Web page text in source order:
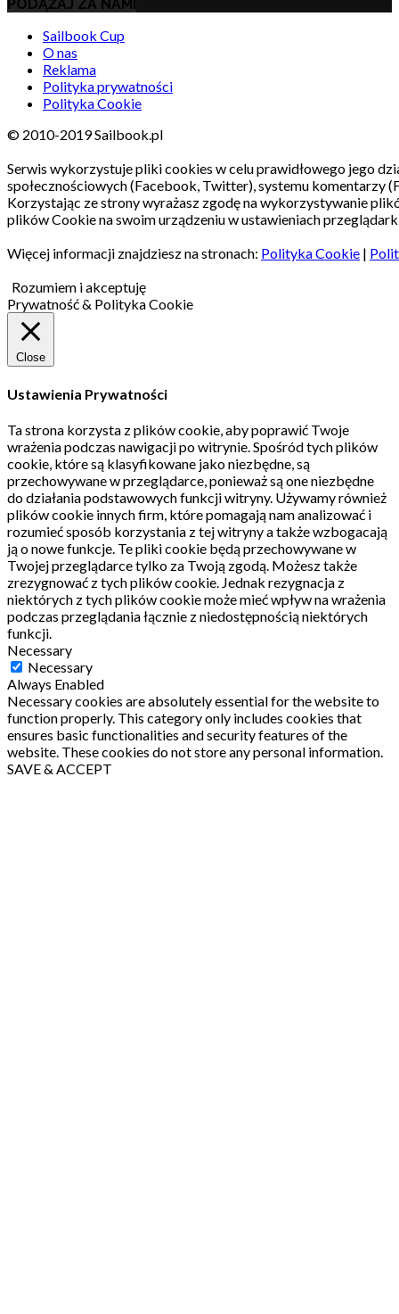
PODĄŻAJ ZA NAMI
Sailbook Cup
O nas
Reklama
Polityka prywatności
Polityka Cookie
© 2010-2019 Sailbook.pl
Serwis wykorzystuje pliki cookies w celu prawidłowego jego
społecznościowych (Facebook, Twitter), systemu komentarzy
Korzystając ze strony wyrażasz zgodę na wykorzystywanie
plików Cookie na swoim urządzeniu w ustawieniach
Więcej informacji znajdziesz na stronach: Polityka Cookie |
Rozumiem i akceptuję
Prywatność & Polityka Cookie
Close
Ustawienia Prywatności
Ta strona korzysta z plików cookie, aby poprawić Twoje
wrażenia podczas nawigacji po witrynie.Spośród tych plików
cookie, które są klasyfikowane jako niezbędne, są
przechowywane w przeglądarce, ponieważ są one niezbędne
do działania podstawowych funkcji witryny. Używamy również
plików cookie innych firm, które pomagają nam analizować i
rozumieć sposób korzystania z tej witryny a także wzbogacają
ją o nowe funkcje. Te pliki cookie będą przechowywane w
Twojej przeglądarce tylko za Twoją zgodą. Możesz także
zrezygnować z tych plików cookie. Jednak rezygnacja z
niektórych z tych plików cookie może mieć wpływ na wrażenia
podczas przeglądania łącznie z niedostępnością niektórych
funkcji.
Necessary
Necessary
Always Enabled
Necessary cookies are absolutely essential for the website to
function properly. This category only includes cookies that
ensures basic functionalities and security features of the
website. These cookies do not store any personal information.
SAVE & ACCEPT